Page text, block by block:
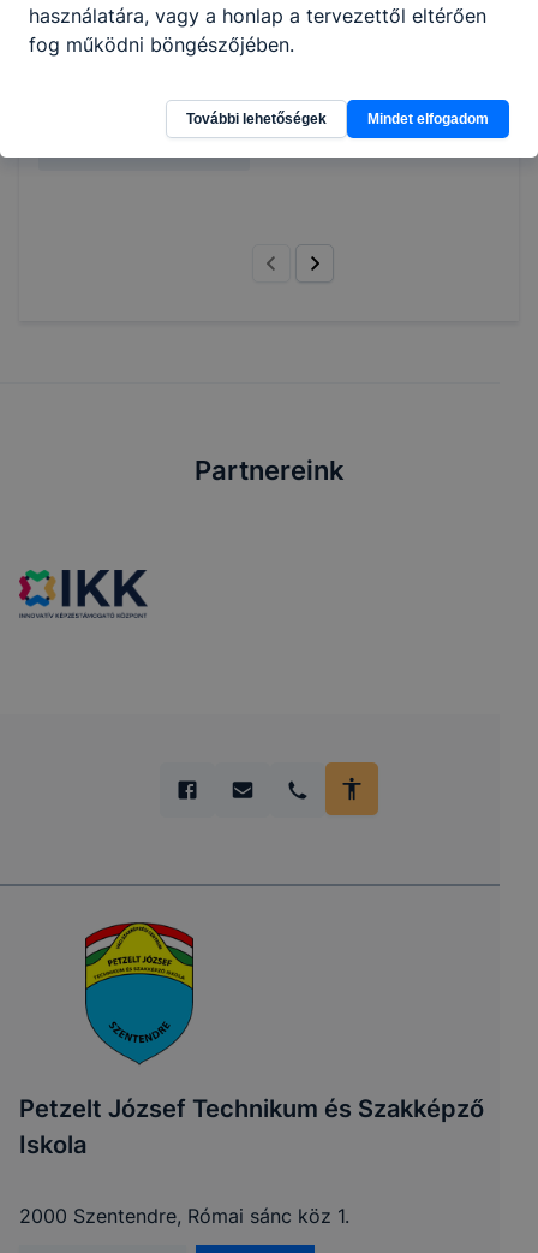
Partnereink
Petzelt József Technikum és Szakképző
Iskola
2000 Szentendre, Római sánc köz 1.
használatára, vagy a honlap a tervezettől eltérően
fog működni böngészőjében.
További lehetőségek Mindet elfogadom